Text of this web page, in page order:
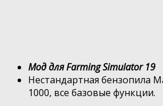
Мод для Farming Simulator 19
Нестандартная бензопила
1000, все базовые функции.